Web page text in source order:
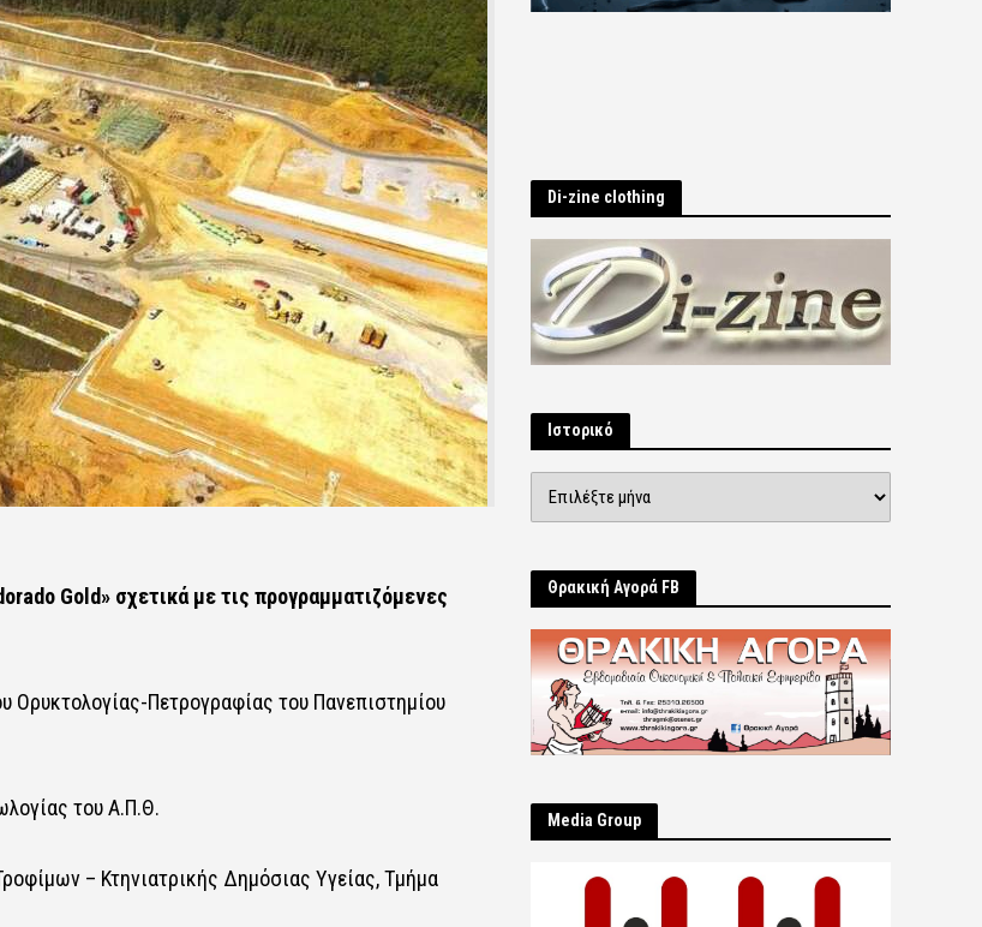
Gold» σχετικά με τις προγραμματιζόμενες
Ορυκτολογίας-Πετρογραφίας του Πανεπιστημίου
του Α.Π.Θ.
– Κτηνιατρικής Δημόσιας Υγείας, Τμήμα
Di-zine clothing
Ιστορικό
Θρακική Αγορά FB
Μedia Group